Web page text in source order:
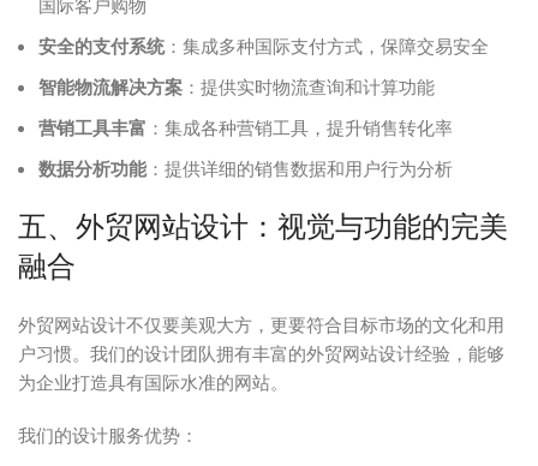
国际客户购物
安全的支付系统：集成多种国际支付方式，保障交易安全
智能物流解决方案 ：提供实时物流查询和计算功能
营销工具丰富 ：集成各种营销工具，提升销售转化率
数据分析功能 ：提供详细的销售数据和用户行为分析
五、外贸网站设计：视觉与功能的完美
融合
外贸网站设计不仅要美观大方，更要符合目标市场的文化和用
户习惯。我们的设计团队拥有丰富的外贸网站设计经验，能够
为企业打造具有国际水准的网站。
我们的设计服务优势：